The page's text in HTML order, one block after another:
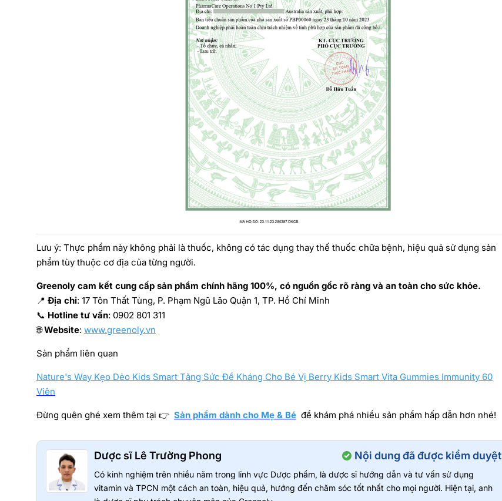
Lưu ý: Thực phẩm này không phải là thuốc, không có tác dụng thay thế thuốc chữa bệnh, hiệu quả sử dụng sản
phẩm tùy thuộc cơ địa của từng người.
Greenoly cam kết cung cấp sản phẩm chính hãng 100%, có nguồn gốc rõ ràng và an toàn cho sức khỏe.
📍 Địa chỉ: 17 Tôn Thất Tùng, P. Phạm Ngũ Lão Quận 1, TP. Hồ Chí Minh
📞 Hotline tư vấn: 0902 801 311
🌐Website: www.greenoly.vn
Sản phẩm liên quan
Nature's Way Kẹo Dẻo Kids Smart Tăng Sức Đề Kháng Cho Bé Vị Berry Kids Smart Vita Gummies Immunity 60
Viên
Đừng quên ghé xem thêm tại 👉 Sản phẩm dành cho Mẹ & Bé để khám phá nhiều sản phẩm hấp dẫn hơn nhé!
Dược sĩ Lê Trường Phong Nội dung đã được kiểm duyệt
Có kinh nghiệm trên nhiều năm trong lĩnh vực Dược phẩm, là dược sĩ hướng dẫn và tư vấn sử dụng
vitamin và TPCN một cách an toàn, hiệu quả, hướng đến chăm sóc tốt nhất cho mọi người. Hiện tại, anh